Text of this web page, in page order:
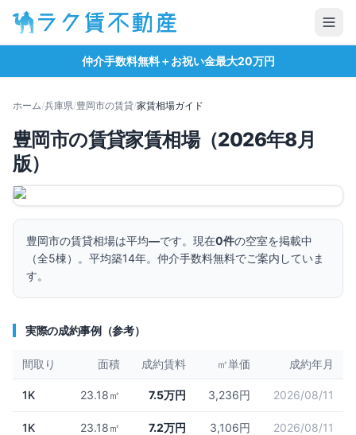
仲介手数料無料＋お祝い金最大20万円
ホーム/兵庫県/豊岡市の賃貸/家賃相場ガイド
豊岡市の賃貸家賃相場（2026年8月
版）
豊岡市の賃貸相場は平均—です。 現在0件の空室を掲載中
（全5棟）。 平均築14年。 仲介手数料無料でご案内していま
す。
実際の成約事例（参考）
間取り 面積 成約賃料 ㎡単価 成約年月
1K 23.18㎡ 7.5万円 3,236円 2026/08/11
1K 23.18㎡ 7.2万円 3,106円 2026/08/11